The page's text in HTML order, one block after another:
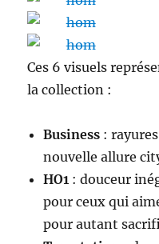
Ces 6 visuels
la collection :
Business :
nouvelle allure
HO1 : douceur
pour ceux qui
pour autant